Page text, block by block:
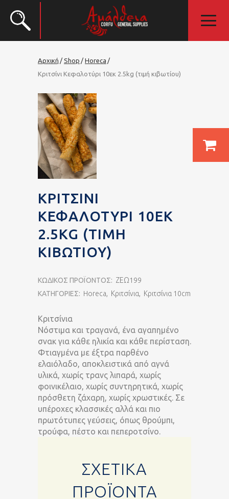
Αρχική Shop
Horeca
Κριτσίνι Κεφαλοτύρι 10εκ 2.5kg (τιμή κιβωτίου)
ΚΡΙΤΣΊΝΙ
ΚΕΦΑΛΟΤΎΡΙ 10ΕΚ
2.5KG (ΤΙΜΉ
ΚΙΒΩΤΊΟΥ)
ΚΩΔΙΚΌΣ ΠΡΟΪΌΝΤΟΣ: ΖΕΩ199
ΚΑΤΗΓΟΡΊΕΣ: Horeca, Κριτσίνια, Κριτσίνια 10cm
Κριτσίνια
Νόστιμα και τραγανά, ένα αγαπημένο
σνακ για κάθε ηλικία και κάθε περίσταση.
Φτιαγμένα με έξτρα παρθένο
ελαιόλαδο, αποκλειστικά από αγνά
υλικά, χωρίς τρανς λιπαρά, χωρίς
φοινικέλαιο, χωρίς συντηρητικά, χωρίς
πρόσθετη ζάχαρη, χωρίς χρωστικές. Σε
υπέροχες κλασσικές αλλά και πιο
πρωτότυπες γεύσεις, όπως θρούμπι,
τρούφα, πέστο και πεπεροτσίνο.
ΣΧΕΤΙΚΆ
ΠΡΟΪΌΝΤΑ